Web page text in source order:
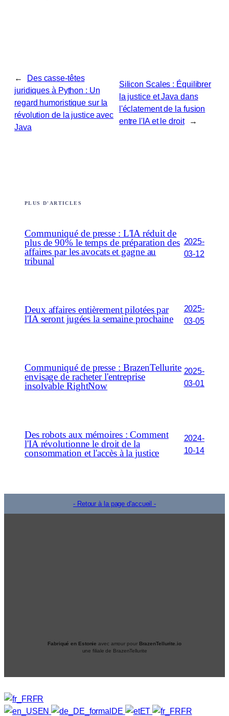
←
Des casse-têtes
juridiques à Python : Un
regard humoristique sur la
révolution de la justice avec
Java
Silicon Scales : Équilibrer
la justice et Java dans
l'éclatement de la fusion
entre l'IA et le droit
→
PLUS D'ARTICLES
Communiqué de presse : L'IA réduit de
plus de 90% le temps de préparation des
affaires par les avocats et gagne au
tribunal
2025-
03-12
Deux affaires entièrement pilotées par
l'IA seront jugées la semaine prochaine
2025-
03-05
Communiqué de presse : BrazenTellurite
envisage de racheter l'entreprise
insolvable RightNow
2025-
03-01
Des robots aux mémoires : Comment
l'IA révolutionne le droit de la
consommation et l'accès à la justice
2024-
10-14
- Retour à la page d'accueil -
Fabriqué en Estonie avec amour pour BrazenTellurite.io
une filiale de BrazenTellurite
FR
EN
DE ET FR